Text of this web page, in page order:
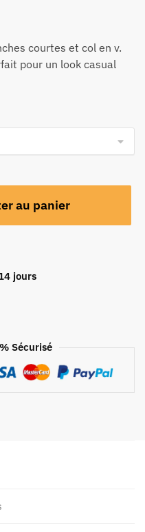
courtes et col en v.
pour un look casual
au panier
jours
Sécurisé